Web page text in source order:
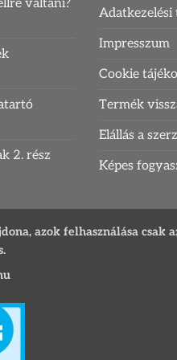
váltani?
2. rész
Impresszum
Cookie
Termék
Elállás a
Képes
azok felhasználása csak